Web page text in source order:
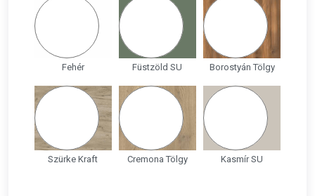
Fehér Füstzöld SU Borostyán Tölgy
Szürke Kraft Cremona Tölgy Kasmír SU